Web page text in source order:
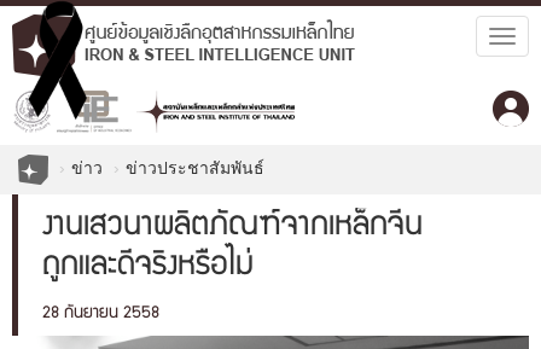
ข่าว ข่าวประชาสัมพันธ์
งานเสวนาผลิตภัณฑ์จากเหล็กจีน
ถูกและดีจริงหรือไม่
28 กันยายน 2558